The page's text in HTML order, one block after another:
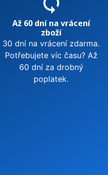
Až 60 dní na vrácení
zboží
30 dní na vrácení zdarma.
Potřebujete víc času? Až
60 dní za drobný
poplatek.